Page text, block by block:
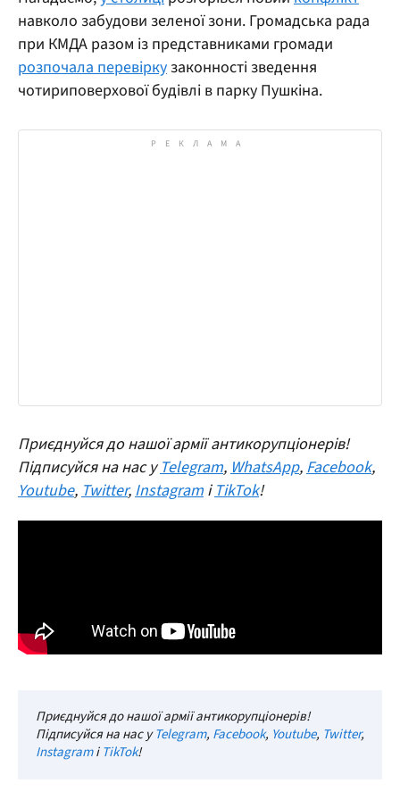
навколо забудови зеленої зони. Громадська рада
при КМДА разом із представниками громади
розпочала перевірку законності зведення
чотириповерхової будівлі в парку Пушкіна.
Приєднуйся до нашої армії антикорупціонерів!
Підписуйся на нас уTelegram, WhatsApp, Facebook,
Youtube, Twitter, Instagram і TikTok!
Приєднуйся до нашої армії антикорупціонерів!
Підписуйся на нас уTelegram, Facebook, Youtube, Twitter,
InstagramіTikTok!